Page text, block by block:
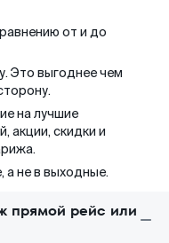
от и до
Это выгоднее чем
на лучшие
акции, скидки и
а не в выходные.
прямой рейс или